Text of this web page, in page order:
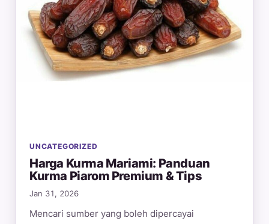
UNCATEGORIZED
Harga Kurma Mariami: Panduan
Kurma Piarom Premium & Tips
Jan 31, 2026
Mencari sumber yang boleh dipercayai